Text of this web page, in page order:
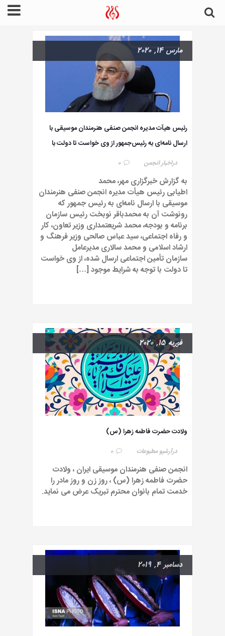
مارس 14, 2020
رئیس هیآت مدیره انجمن صنفی هنرمندان موسیقی با
ارسال نامه‌ای به رئیس‌جمهور از وی خواست تا دولت با
توجه به شرایط موجود از دریافت حق سهم بیمه کارگری
دراخبار انجمن 0
به گزارش خبرگزاری مهر، محمد
اطیابی رئیس هیأت مدیره انجمن صنفی هنرمندان
موسیقی با ارسال نامه‌ای به رئیس جمهور که
رونوشت آن به محمدباقر نوبخت رئیس سازمان
برنامه و بودجه، محمد شریعتمداری وزیر تعاون، کار
و رفاه اجتماعی، سید عباس صالحی وزیر فرهنگ و
ارشاد اسلامی و محمد سالاری مدیرعامل
سازمان تأمین اجتماعی ارسال شده، از وی خواست
تا دولت با توجه به شرایط موجود […]
فوریه 15, 2020
ولادت حضرت فاطمه زهرا (س)
درآرشیو مطبوعات 0
انجمن صنفی هنرمندان موسیقی ایران ، ولادت
حضرت فاطمه زهرا (س) ، روز زن و‌ روز مادر را
خدمت تمام بانوان محترم تبریک عرض می نماید.
دسامبر 4, 2019